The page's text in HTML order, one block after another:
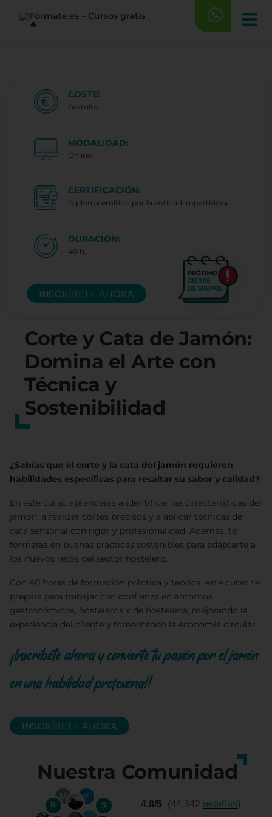
Corte y Cata de Jamón:
Domina el Arte con
Técnica y
Sostenibilidad
¿Sabías que el corte y la cata del jamón requieren
habilidades específicas para resaltar su sabor y calidad?
En este curso aprenderás a identificar las características del
jamón, a realizar cortes precisos y a aplicar técnicas de
cata sensorial con rigor y profesionalidad. Además, te
formarás en buenas prácticas sostenibles para adaptarte a
los nuevos retos del sector hostelero.
Con 40 horas de formación práctica y teórica, este curso te
prepara para trabajar con confianza en entornos
gastronómicos, hosteleros y de hostelería, mejorando la
experiencia del cliente y fomentando la economía circular.
¡Inscríbete ahora y convierte tu pasión por el jamón
en una habilidad profesional!
INSCRÍBETE AHORA
Nuestra Comunidad
4.8/5 (44,342 reseñas)
COSTE:
Gratuito
MODALIDAD:
Online.
CERTIFICACIÓN:
Diploma emitido por la entidad impartidora..
DURACIÓN:
40 h.
INSCRÍBETE AHORA